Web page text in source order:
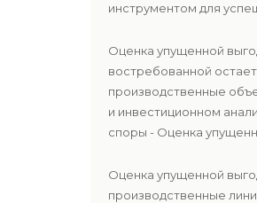
инструментом для
Оценка упущенной
востребованной
производственные
и инвестиционном
споры - Оценка
Оценка упущенной
производственные